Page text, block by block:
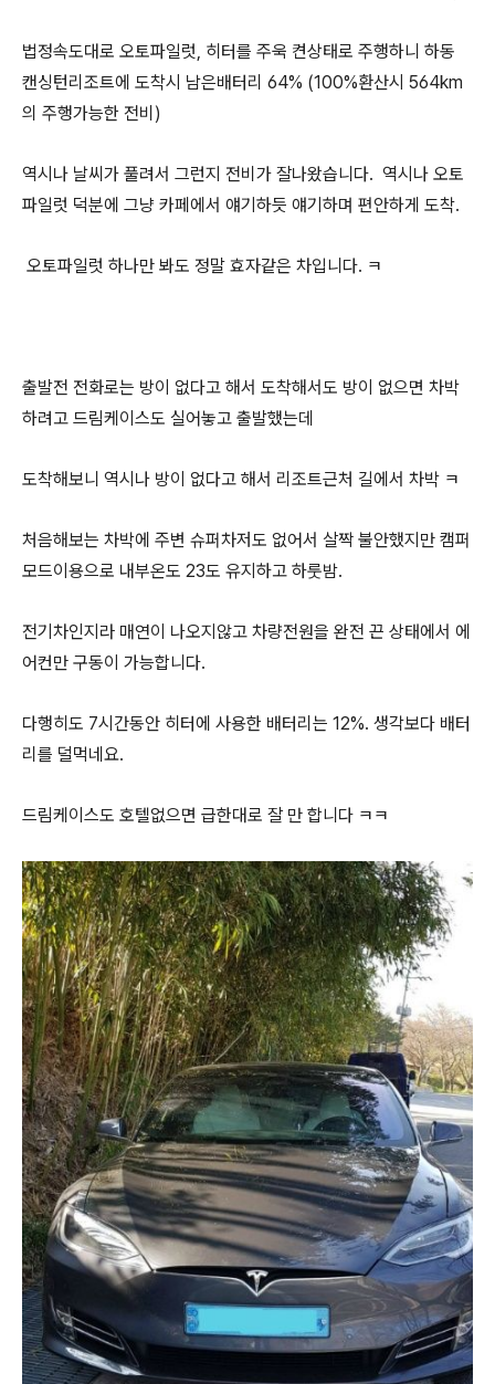
법정속도대로 오토파일럿, 히터를 주욱 켠상태로 주행하니 하동
캔싱턴리조트에 도착시 남은배터리 64% (100%환산시 564km
의 주행가능한 전비)
역시나 날씨가 풀려서 그런지 전비가 잘나왔습니다. 역시나 오토
파일럿 덕분에 그냥 카페에서 얘기하듯 얘기하며 편안하게 도착.
오토파일럿 하나만 봐도 정말 효자같은 차입니다. ㅋ
출발전 전화로는 방이 없다고 해서 도착해서도 방이 없으면 차박
하려고 드림케이스도 실어놓고 출발했는데
도착해보니 역시나 방이 없다고 해서 리조트근처 길에서 차박 ㅋ
처음해보는 차박에 주변 슈퍼차저도 없어서 살짝 불안했지만 캠퍼
모드이용으로 내부온도 23도 유지하고 하룻밤.
전기차인지라 매연이 나오지않고 차량전원을 완전 끈 상태에서 에
어컨만 구동이 가능합니다.
다행히도 7시간동안 히터에 사용한 배터리는 12%. 생각보다 배터
리를 덜먹네요.
드림케이스도 호텔없으면 급한대로 잘 만 합니다 ㅋㅋ